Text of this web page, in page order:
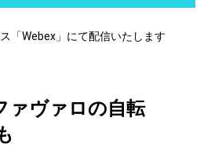
「Webex」にて配信いたします
ァヴァロの自転